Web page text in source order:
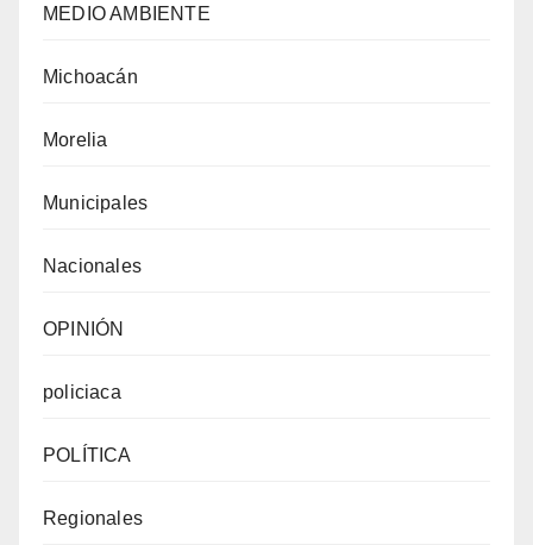
MEDIO AMBIENTE
Michoacán
Morelia
Municipales
Nacionales
OPINIÓN
policiaca
POLÍTICA
Regionales